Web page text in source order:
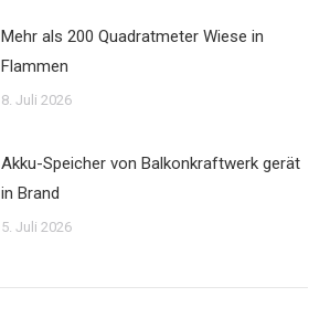
Mehr als 200 Quadratmeter Wiese in
Flammen
8. Juli 2026
Akku-Speicher von Balkonkraftwerk gerät
in Brand
5. Juli 2026